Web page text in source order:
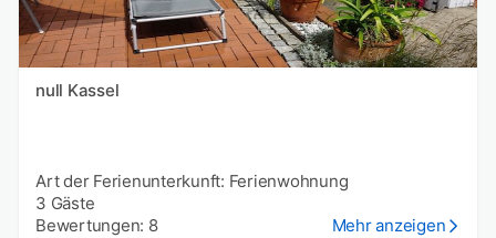
null Kassel
Art der Ferienunterkunft: Ferienwohnung
3 Gäste
Bewertungen: 8
Mehr anzeigen